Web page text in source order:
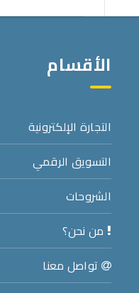
الأقسام
التجارة الإلكترونية
التسويق الرقمي
الشروحات
من نحن؟
تواصل معنا